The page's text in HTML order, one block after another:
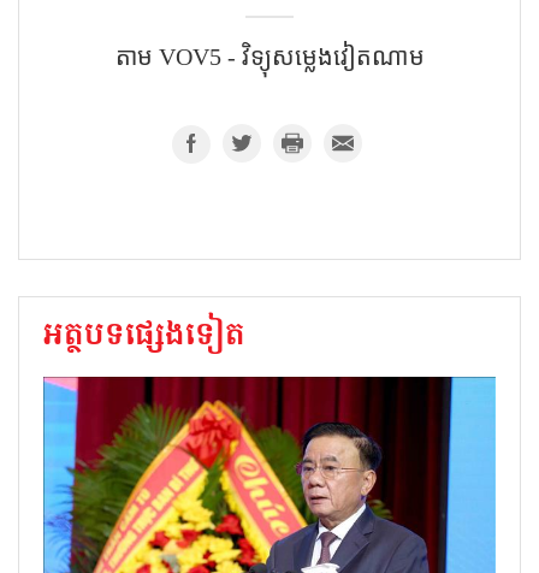
តាម​ VOV5 - វិទ្យុសម្លេងវៀតណាម
អត្ថបទផ្សេងទៀត